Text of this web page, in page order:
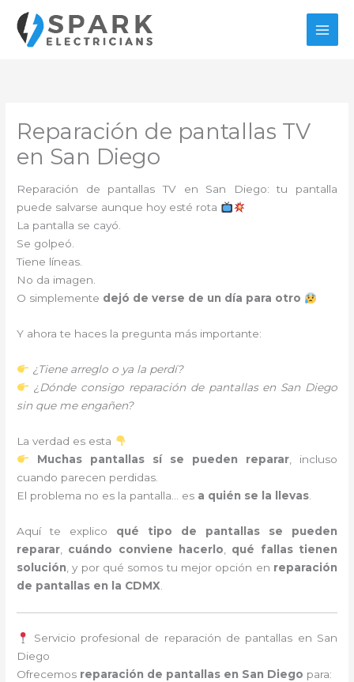
contenido
Reparación de pantallas TV
en San Diego
Reparación de pantallas TV en San Diego: tu pantalla
puede salvarse aunque hoy esté rota
La pantalla se cayó.
Se golpeó.
Tiene líneas.
No da imagen.
O simplemente dejó de verse de un día para otro
Y ahora te haces la pregunta más importante:
¿Tiene arreglo o ya la perdí?
¿Dónde consigo reparación de pantallas en San Diego
sin que me engañen?
La verdad es esta
Muchas pantallas sí se pueden reparar, incluso
cuando parecen perdidas.
El problema no es la pantalla… es a quién se la llevas
Aquí te explico qué tipo de pantallas se pueden
reparar
cuándo conviene hacerlo
qué fallas tienen
solución , y por qué somos tu mejor opción en reparación
de pantallas en la CDMX
Servicio profesional de reparación de pantallas en San
Diego
Ofrecemos reparación de pantallas en San Diego para: